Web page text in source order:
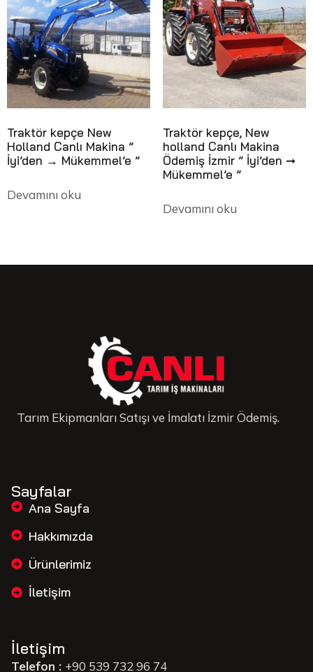
Traktör kepçe New
Holland Canlı Makina ”
İyi’den → Mükemmel’e ”
Devamını oku
Traktör kepçe, New
holland Canlı Makina
Ödemiş İzmir ” İyi’den ➞
Mükemmel’e ”
Devamını oku
Tarım Ekipmanları Satışı ve İmalatı İzmir Ödemiş.
Sayfalar
Ana Sayfa
Hakkımızda
Ürünlerimiz
İletişim
İletişim
Telefon : +90 539 732 96 74